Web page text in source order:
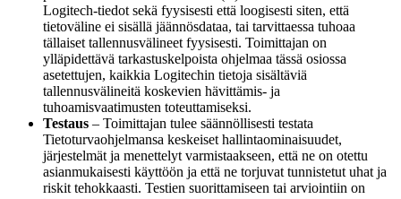
Logitech-tiedot sekä fyysisesti että loogisesti siten, että
tietoväline ei sisällä jäännösdataa, tai tarvittaessa tuhoaa
tällaiset tallennusvälineet fyysisesti. Toimittajan on
ylläpidettävä tarkastuskelpoista ohjelmaa tässä osiossa
asetettujen, kaikkia Logitechin tietoja sisältäviä
tallennusvälineitä koskevien hävittämis- ja
tuhoamisvaatimusten toteuttamiseksi.
Testaus – Toimittajan tulee säännöllisesti testata
Tietoturvaohjelmansa keskeiset hallintaominaisuudet,
järjestelmät ja menettelyt varmistaakseen, että ne on otettu
asianmukaisesti käyttöön ja että ne torjuvat tunnistetut uhat ja
riskit tehokkaasti. Testien suorittamiseen tai arviointiin on